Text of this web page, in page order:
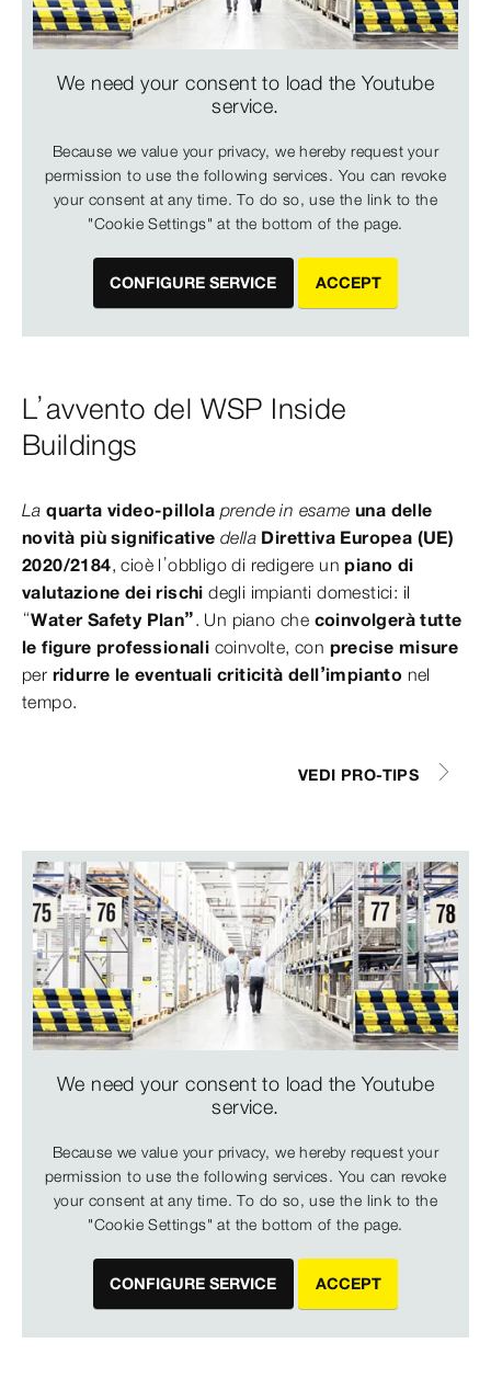
We need your consent to load the Youtube
service.
Because we value your privacy, we hereby request your
permission to use the following services. You can revoke
your consent at any time. To do so, use the link to the
"Cookie Settings" at the bottom of the page.
CONFIGURE SERVICE ACCEPT
L’avvento del WSP Inside
Buildings
La quarta video-pillola prende in esameuna delle
novità più significative della Direttiva Europea (UE)
2020/2184, cioè l’obbligo di redigere unpiano di
valutazione dei rischidegli impianti domestici: il
“Water Safety Plan”. Un piano che coinvolgerà tutte
le figure professionali coinvolte, con precise misure
per ridurre le eventuali criticità dell’impianto nel
tempo.
VEDI PRO-TIPS
We need your consent to load the Youtube
service.
Because we value your privacy, we hereby request your
permission to use the following services. You can revoke
your consent at any time. To do so, use the link to the
"Cookie Settings" at the bottom of the page.
CONFIGURE SERVICE ACCEPT